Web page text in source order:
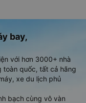
bay,
với hơn 3000+ nhà
quốc, tất cả hãng
xe du lịch phủ
bạch cùng vô vàn